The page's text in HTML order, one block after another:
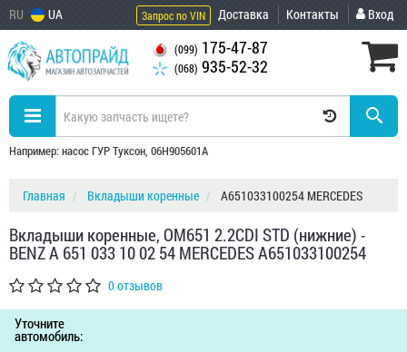
RU UA Запрос по VIN Доставка Контакты Вход
(099) 175-47-87
(068) 935-52-32
Например: насос ГУР Туксон, 06H905601A
Главная Вкладыши коренные A651033100254 MERCEDES
Вкладыши коренные, OM651 2.2CDI STD (нижние) -
BENZ A 651 033 10 02 54 MERCEDES A651033100254
0 отзывов
Уточните
автомобиль: